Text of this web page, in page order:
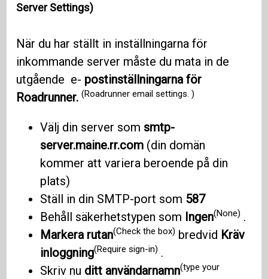
Server Settings)
När du har ställt in inställningarna för
inkommande server måste du mata in de
utgående e- postinställningarna för
Roadrunner.(Roadrunner email settings. )
Välj din server som smtp-
server.maine.rr.com (din domän
kommer att variera beroende på din
plats)
Ställ in din SMTP-port som 587
Behåll säkerhetstypen som Ingen(None) .
Markera rutan(Check the box) bredvid Kräv
inloggning(Require sign-in) .
Skriv nu ditt användarnamn(type your